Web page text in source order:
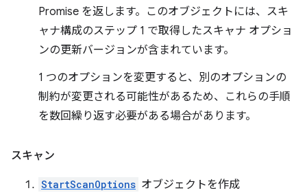
Promise を返します。このオブジェクトには、スキ
ャナ構成のステップ 1 で取得したスキャナ オプショ
ンの更新バージョンが含まれています。
1 つのオプションを変更すると、別のオプションの
制約が変更される可能性があるため、これらの手順
を数回繰り返す必要がある場合があります。
スキャン
StartScanOptions オブジェクトを作成